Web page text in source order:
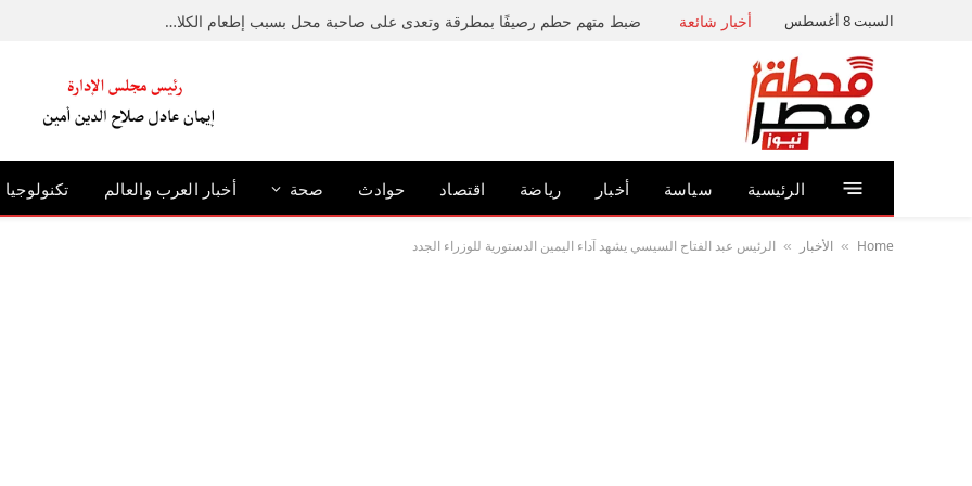
السبت 8 أغسطس أخبار شائعة ضبط متهم حطم رصيفًا بمطرقة وتعدى على صاحبة محل بسبب إطعام الكلاب الضالة بالإسكندرية
الرئيسية سياسة أخبار رياضة اقتصاد حوادث صحة أخبار العرب والعالم تكنولوجيا
Home
» الأخبار » الرئيس عبد الفتاح السيسي يشهد آداء اليمين الدستورية للوزراء الجدد